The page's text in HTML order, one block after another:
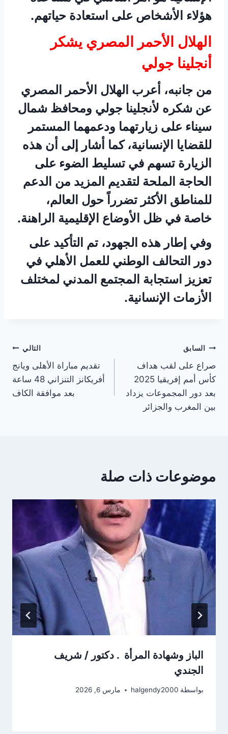
هؤلاء الأشخاص على استعادة حياتهم.
الهلال الأحمر المصري يشكر
أنجلينا جولي
من جانبه، أعرب الهلال الأحمر المصري
عن شكره لأنجلينا جولي ومحافظ شمال
سيناء على زيارتهما ودعمهما المستمر
للقضايا الإنسانية، كما أشار إلى أن هذه
الزيارة تسهم في تسليط الضوء على
الحاجة الملحة لتقديم المزيد من الدعم
للمناطق الأكثر تضرراً حول العالم،
خاصة في ظل الأوضاع الإقليمية الراهنة.
وفي إطار هذه الجهود، تم التأكيد على
دور التحالف الوطني للعمل الأهلي في
تعزيز استجابة المجتمع المدني لمختلف
الأزمات الإنسانية.
تصفّح
المقالات
السابق
صراع على لقب هداف
كأس أمم إفريقيا 2025
بعد دور المجموعات يزداد
بين المغرب والجزائر
التالي
تقديم مباراة الأهلى ويانج
أفريكانز التنزاني 48 ساعة
بعد موافقة الكاف
موضوعات ذات صلة
الباز وشهادة المرأة . دكتور / شريف
الجندي
بواسطة halgendy2000 مارس 6, 2026